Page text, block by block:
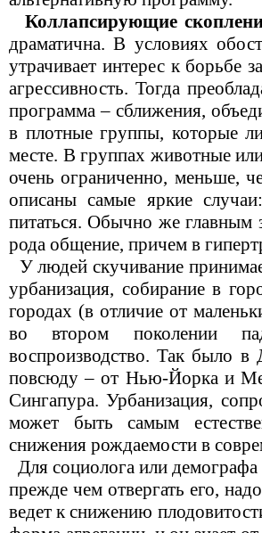
Коллапсирующие
драматична. В условиях
утрачивает интерес к борьбе
агрессивность. Тогда
программа – сближения,
в плотные группы, которые
месте. В группах животные
очень ограниченно, меньше,
описаны самые яркие
питаться. Обычно же главным
рода общение, причем в
У людей скучивание
урбанизация, собирание в
городах (в отличие от
во втором поколении
воспроизводство. Так было
повсюду – от Нью-Йорка и
Сингапура. Урбанизация,
может быть самым
снижения рождаемости в
Для социолога или
прежде чем отвергать его,
ведет к снижению